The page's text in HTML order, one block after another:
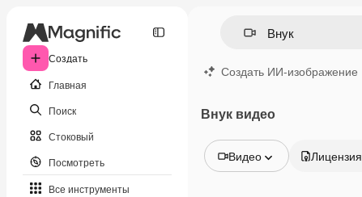
Создать
Главная
Поиск
Стоковый
Посмотреть
Все инструменты
Создать ИИ-изображение
Внук видео
Видео Лицензия